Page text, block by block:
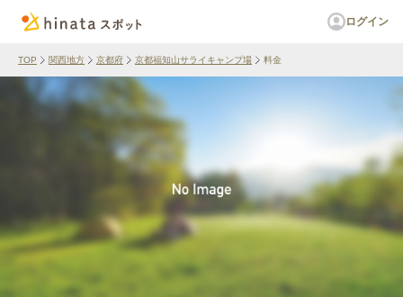
ログイン
TOP 関西地方 京都府 京都福知山サライキャンプ場 料金